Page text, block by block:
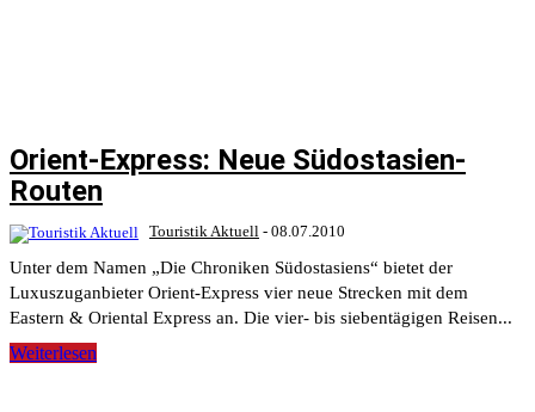
Orient-Express: Neue Südostasien-
Routen
Touristik Aktuell - 08.07.2010
Unter dem Namen „Die Chroniken Südostasiens“ bietet der
Luxuszuganbieter Orient-Express vier neue Strecken mit dem
Eastern & Oriental Express an. Die vier- bis siebentägigen Reisen...
Weiterlesen